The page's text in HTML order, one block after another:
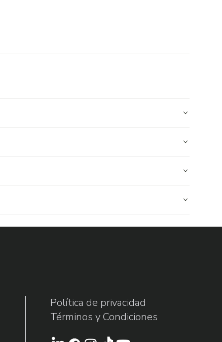
Política de privacidad
Términos y Condiciones